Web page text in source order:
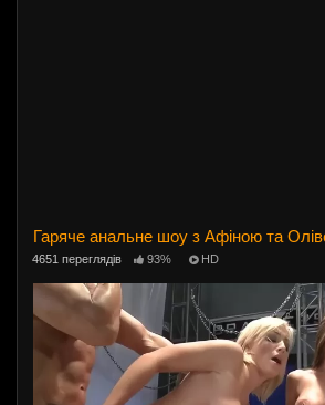
Гаряче анальне шоу з Афіною та
4651 переглядів 93% HD